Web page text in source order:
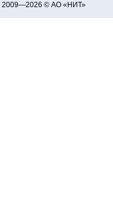
2009—2026 © АО «НИТ»